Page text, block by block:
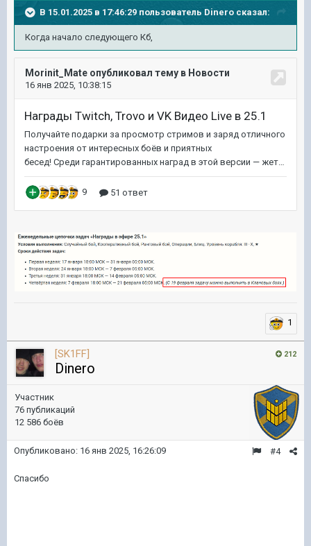
В 15.01.2025 в 17:46:29 пользователь Dinero сказал:
Когда начало следующего Кб,
1
212
[SK1FF]
Dinero
Участник
76 публикаций
12 586 боёв
#4
Опубликовано: 16 янв 2025, 16:26:09
Спасибо